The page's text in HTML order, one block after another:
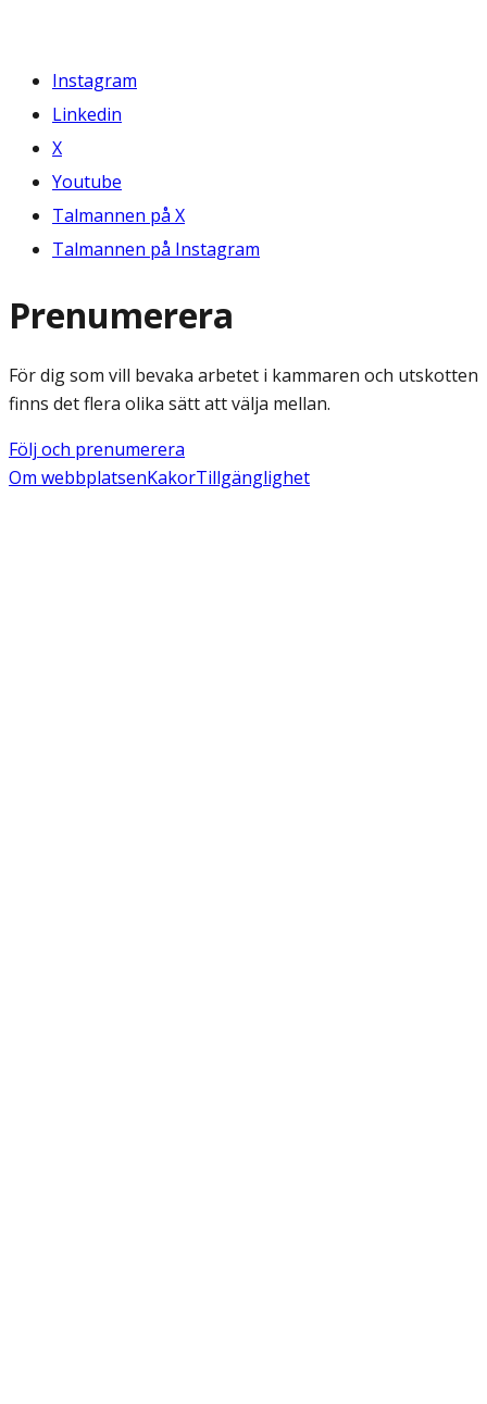
Instagram
Linkedin
X
Youtube
Talmannen på X
Talmannen på Instagram
Prenumerera
För dig som vill bevaka arbetet i kammaren och utskotten
finns det flera olika sätt att välja mellan.
Följ och prenumerera
Om webbplatsenKakorTillgänglighet